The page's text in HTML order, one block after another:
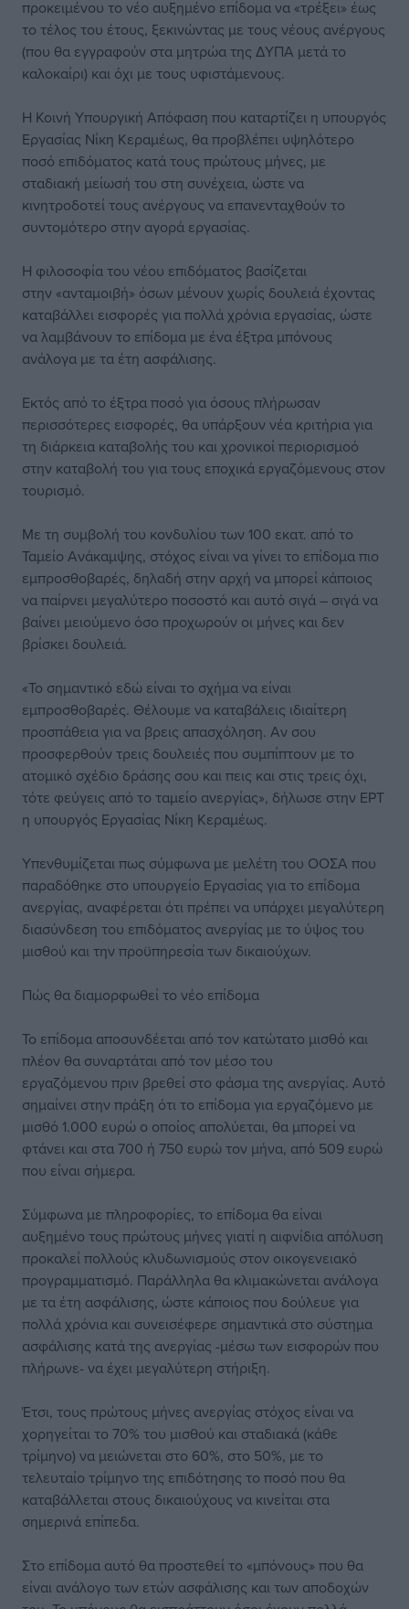
προκειμένου το νέο αυξημένο επίδομα να «τρέξει» έως
το τέλος του έτους, ξεκινώντας με τους νέους ανέργους
(που θα εγγραφούν στα μητρώα της ΔΥΠΑ μετά το
καλοκαίρι) και όχι με τους υφιστάμενους.
Η Κοινή Υπουργική Απόφαση που καταρτίζει η υπουργός
Εργασίας Νίκη Κεραμέως, θα προβλέπει υψηλότερο
ποσό επιδόματος κατά τους πρώτους μήνες, με
σταδιακή μείωσή του στη συνέχεια, ώστε να
κινητροδοτεί τους ανέργους να επανενταχθούν το
συντομότερο στην αγορά εργασίας.
Η φιλοσοφία του νέου επιδόματος βασίζεται
στην «ανταμοιβή» όσων μένουν χωρίς δουλειά έχοντας
καταβάλλει εισφορές για πολλά χρόνια εργασίας, ώστε
να λαμβάνουν το επίδομα με ένα έξτρα μπόνους
ανάλογα με τα έτη ασφάλισης.
Εκτός από το έξτρα ποσό για όσους πλήρωσαν
περισσότερες εισφορές, θα υπάρξουν νέα κριτήρια για
τη διάρκεια καταβολής του και χρονικοί περιορισμοό
στην καταβολή του για τους εποχικά εργαζόμενους στον
τουρισμό.
Με τη συμβολή του κονδυλίου των 100 εκατ. από το
Ταμείο Ανάκαμψης, στόχος είναι να γίνει το επίδομα πιο
εμπροσθοβαρές, δηλαδή στην αρχή να μπορεί κάποιος
να παίρνει μεγαλύτερο ποσοστό και αυτό σιγά – σιγά να
βαίνει μειούμενο όσο προχωρούν οι μήνες και δεν
βρίσκει δουλειά.
«Το σημαντικό εδώ είναι το σχήμα να είναι
εμπροσθοβαρές. Θέλουμε να καταβάλεις ιδιαίτερη
προσπάθεια για να βρεις απασχόληση. Αν σου
προσφερθούν τρεις δουλειές που συμπίπτουν με το
ατομικό σχέδιο δράσης σου και πεις και στις τρεις όχι,
τότε φεύγεις από το ταμείο ανεργίας», δήλωσε στην ΕΡΤ
η υπουργός Εργασίας Νίκη Κεραμέως.
Υπενθυμίζεται πως σύμφωνα με μελέτη του ΟΟΣΑ που
παραδόθηκε στο υπουργείο Εργασίας για το επίδομα
ανεργίας, αναφέρεται ότι πρέπει να υπάρχει μεγαλύτερη
διασύνδεση του επιδόματος ανεργίας με το ύψος του
μισθού και την προϋπηρεσία των δικαιούχων.
Πώς θα διαμορφωθεί το νέο επίδομα
Το επίδομα αποσυνδέεται από τον κατώτατο μισθό και
πλέον θα συναρτάται από τον μέσο του
εργαζόμενου πριν βρεθεί στο φάσμα της ανεργίας. Αυτό
σημαίνει στην πράξη ότι το επίδομα για εργαζόμενο με
μισθό 1.000 ευρώ ο οποίος απολύεται, θα μπορεί να
φτάνει και στα 700 ή 750 ευρώ τον μήνα, από 509 ευρώ
που είναι σήμερα.
Σύμφωνα με πληροφορίες, το επίδομα θα είναι
αυξημένο τους πρώτους μήνες γιατί η αιφνίδια απόλυση
προκαλεί πολλούς κλυδωνισμούς στον οικογενειακό
προγραμματισμό. Παράλληλα θα κλιμακώνεται ανάλογα
με τα έτη ασφάλισης, ώστε κάποιος που δούλευε για
πολλά χρόνια και συνεισέφερε σημαντικά στο σύστημα
ασφάλισης κατά της ανεργίας -μέσω των εισφορών που
πλήρωνε- να έχει μεγαλύτερη στήριξη.
Έτσι, τους πρώτους μήνες ανεργίας στόχος είναι να
χορηγείται το 70% του μισθού και σταδιακά (κάθε
τρίμηνο) να μειώνεται στο 60%, στο 50%, με το
τελευταίο τρίμηνο της επιδότησης το ποσό που θα
καταβάλλεται στους δικαιούχους να κινείται στα
σημερινά επίπεδα.
Στο επίδομα αυτό θα προστεθεί το «μπόνους» που θα
είναι ανάλογο των ετών ασφάλισης και των αποδοχών